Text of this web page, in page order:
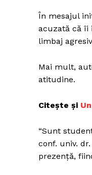
În mesajul
acuzată că îi
limbaj
Mai mult,
atitudine.
Citește și
“Sunt
conf. univ.
prezenţă,